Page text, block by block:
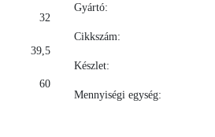
32
39,5
60
Gyártó:
Cikkszám:
Készlet:
Mennyiségi egység: